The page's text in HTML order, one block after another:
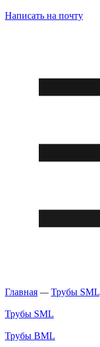
Написать на почту
Главная — Трубы SML
Трубы SML
Трубы BML